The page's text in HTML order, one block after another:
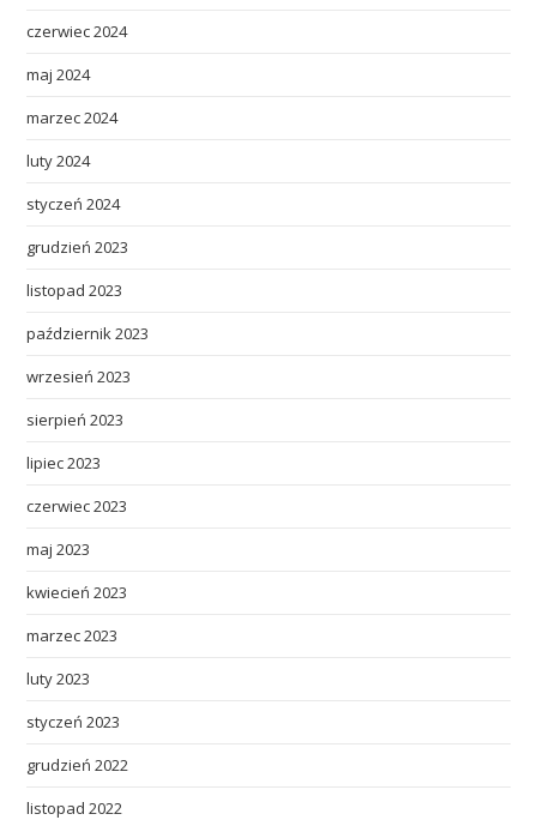
czerwiec 2024
maj 2024
marzec 2024
luty 2024
styczeń 2024
grudzień 2023
listopad 2023
październik 2023
wrzesień 2023
sierpień 2023
lipiec 2023
czerwiec 2023
maj 2023
kwiecień 2023
marzec 2023
luty 2023
styczeń 2023
grudzień 2022
listopad 2022